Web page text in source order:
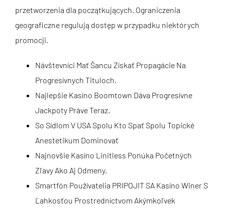
przetworzenia dla początkujących. Ograniczenia
geograficzne regulują dostęp w przypadku niektórych
promocji.
Návštevníci Mať Šancu Získať Propagácie Na
Progresívnych Tituloch.
Najlepšie Kasíno Boomtown Dáva Progresívne
Jackpoty Práve Teraz.
So Sídlom V USA Spolu Kto Spať Spolu Topické
Anestetikum Dominovať
Najnovšie Kasíno Linitless Ponúka Početných
Zľavy Ako Aj Odmeny.
Smartfón Používatelia PRIPOJIT SA Kasíno Winer S
Ľahkosťou Prostredníctvom Akýmkoľvek